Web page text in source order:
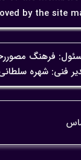
by the site
فرهنگ
فنی: شهره